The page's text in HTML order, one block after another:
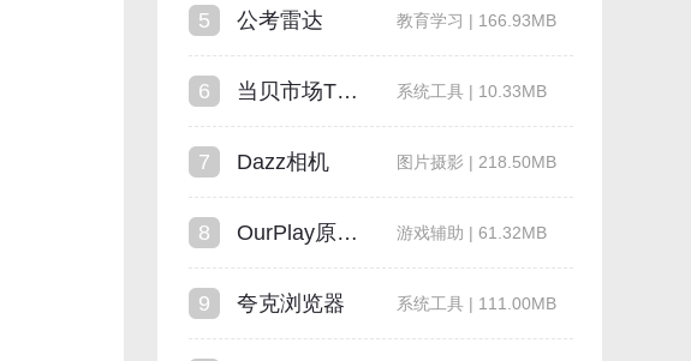
5 公考雷达 教育学习 | 166.93MB
6 当贝市场TV版 系统工具 | 10.33MB
7 Dazz相机 图片摄影 | 218.50MB
8 OurPlay原谷歌空间 游戏辅助 | 61.32MB
9 夸克浏览器 系统工具 | 111.00MB